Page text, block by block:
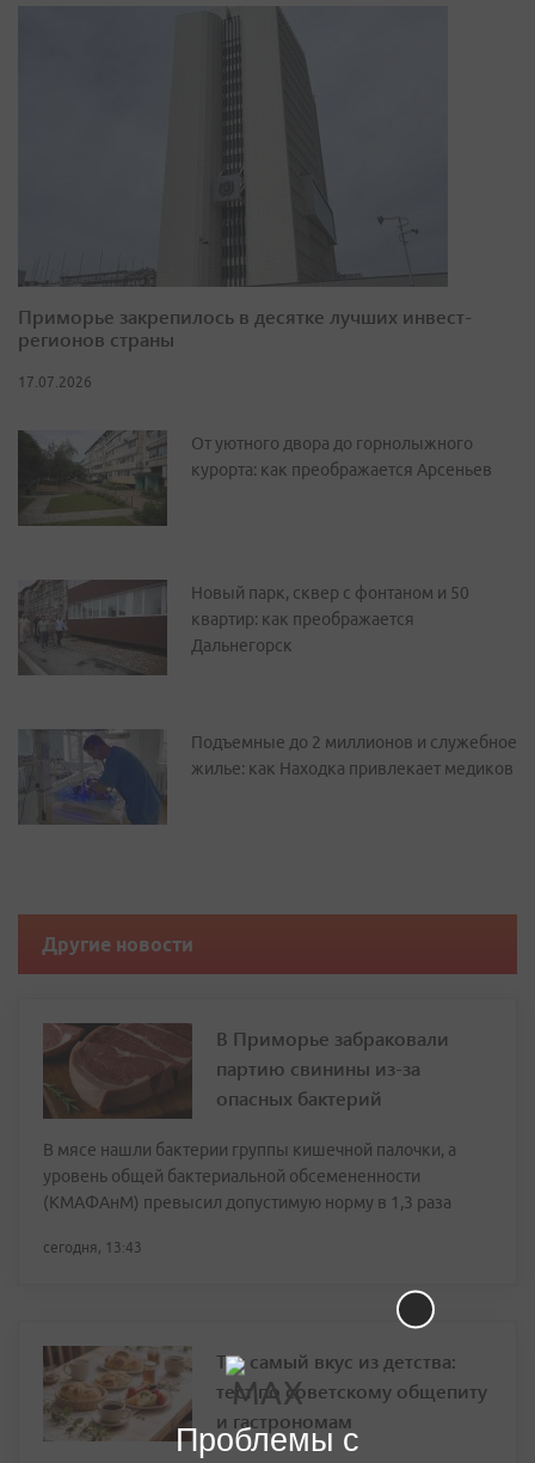
Приморье закрепилось в десятке лучших инвест-
регионов страны
17.07.2026
От уютного двора до горнолыжного
курорта: как преображается Арсеньев
Новый парк, сквер с фонтаном и 50
квартир: как преображается
Дальнегорск
Подъемные до 2 миллионов и служебное
жилье: как Находка привлекает медиков
Другие новости
В Приморье забраковали
партию свинины из-за
опасных бактерий
В мясе нашли бактерии группы кишечной палочки, а
уровень общей бактериальной обсемененности
(КМАФАнМ) превысил допустимую норму в 1,3 раза
сегодня, 13:43
Тот самый вкус из детства:
тест по советскому общепиту
и гастрономам
Проблемы с